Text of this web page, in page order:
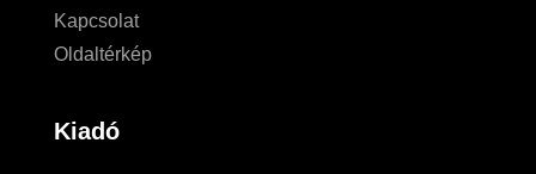
Kapcsolat
Oldaltérkép
Kiadó